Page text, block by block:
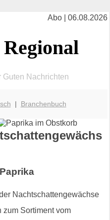
Abo | 06.08.2026
Guten Nachrichten
| Branchenbuch
Nachtschattengewächse
zum Sortiment vom